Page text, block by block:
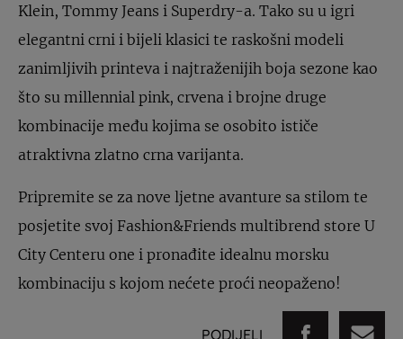
Klein, Tommy Jeans i Superdry-a. Tako su u igri
elegantni crni i bijeli klasici te raskošni modeli
zanimljivih printeva i najtraženijih boja sezone kao
što su millennial pink, crvena i brojne druge
kombinacije među kojima se osobito ističe
atraktivna zlatno crna varijanta.
Pripremite se za nove ljetne avanture sa stilom te
posjetite svoj Fashion&Friends multibrend store U
City Centeru one i pronađite idealnu morsku
kombinaciju s kojom nećete proći neopaženo!
PODIJELI